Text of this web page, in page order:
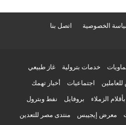
الخصوصية اتصل بنا
خدمات بترولية غاز طبيعي
اجتماعيات أخبار تهمك
بأقلام الزملاء بروفايل نفط وبترول
معرض إيجيبس منتدى مصر للتعدين